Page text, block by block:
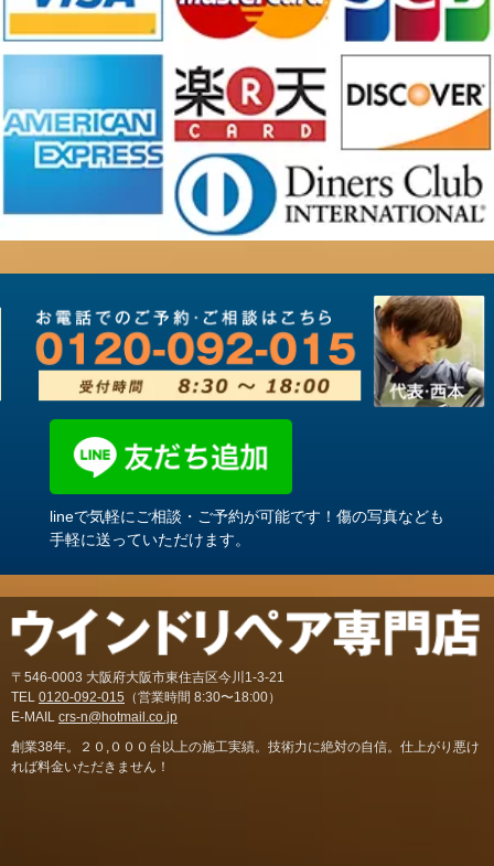
lineで気軽にご相談・ご予約が可能です！傷の写真なども
手軽に送っていただけます。
〒546-0003 大阪府大阪市東住吉区今川1-3-21
TEL 0120-092-015 （営業時間 8:30〜18:00）
E-MAIL crs-n@hotmail.co.jp
創業38年。２０,０００台以上の施工実績。技術力に絶対の自信。仕上がり悪け
れば料金いただきません！